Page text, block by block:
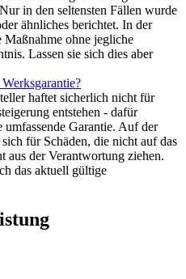
in den seltensten Fällen wurde
ähnliches berichtet. In der
Maßnahme ohne jegliche
Lassen sie sich dies aber
haftet sicherlich nicht für
entstehen - dafür
Garantie. Auf der
für Schäden, die nicht auf das
aus der Verantwortung ziehen.
das aktuell gültige